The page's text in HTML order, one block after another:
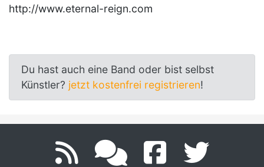
http://www.eternal-reign.com
Du hast auch eine Band oder bist selbst
Künstler? jetzt kostenfrei registrieren!